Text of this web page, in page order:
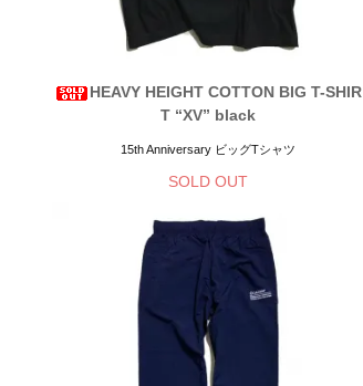
HEAVY HEIGHT COTTON BIG T-SHIR
T “XV” black
15th Anniversary ビッグTシャツ
SOLD OUT